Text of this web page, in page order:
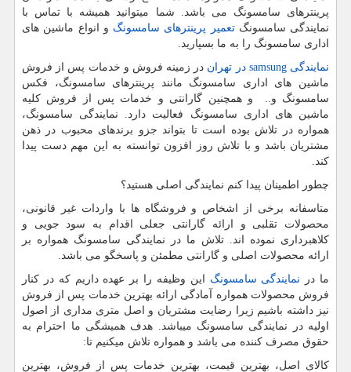
پرینترهای سامسونگ می باشد. شما میتوانید همیشه با تماس با
نمایندگی سامسونگتعمیر پرینترهای سامسونگ و انواع ماشین های
اداری سامسونگ را به ما بسپارید.
نمایندگیsamsung در تهران در زمینه فروش و خدمات پس از فروش
ماشین های اداری سامسونگ مانند پرینترهای سامسونگ، فکس
سامسونگ و.. و همچنین گارانتی و خدمات پس از فروش کلیه
ماشین های اداری سامسونگ فعالیت دارد. نمایندگی سامسونگ،
همواره در تلاش بوده است تا بتواند جزو برندهای محبوب در ذهن
مشتریان باشد و با تلاش روز افزون توانسته به این مهم دست پیدا
کند.
چطور اطمینان پیدا کنم نمایندگی اصلی هستید؟
متاسفانه برخی از اشخاص و فروشگاه ها با واردات غیر قانونی،
محصولات تقلبی و ارائه گارانتی جعلی اقدام به سود جویی و
کلاهبرداری نموده اند. تلاش ما در نمایندگی سامسونگ همواره بر
ارائه محصولات اصلی و گارانتی مطمئن و پاسخگو می باشد.
ما در نمایندگی سامسونگ این وظیفه را بر عهده داریم که در کنار
فروش محصولات همواره آمادگی ارائه بهترین خدمات پس از فروش
نیز داشته باشیم زیرا رضایت مشتریان و اصل متری مداری از اصول
اولیه در نمایندگی سامسونگ میباشد. هدف همیشگی ما احترام به
حقوق مصرف کننده می باشد و همواره تلاش میکنیم تا:
کالای اصل، بهترین قیمت، بهترین خدمات پس از فروش، بهترین